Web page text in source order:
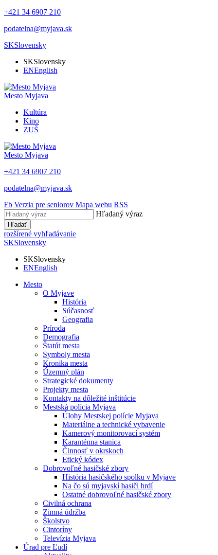
+421 34 6907 210
podatelna@myjava.sk
SKSlovensky
SKSlovensky
ENEnglish
Mesto Myjava
Kultúra
Kino
ZUŠ
Mesto Myjava
+421 34 6907 210
podatelna@myjava.sk
Fb Verzia pre seniorov Mapa webu RSS
Hľadaný výraz
Hľadať
rozšírené vyhľadávanie
SKSlovensky
SKSlovensky
ENEnglish
Mesto
O Myjave
História
Súčasnosť
Geografia
Príroda
Demografia
Štatút mesta
Symboly mesta
Kronika mesta
Územný plán
Strategické dokumenty
Projekty mesta
Kontakty na dôležité inštitúcie
Mestská polícia Myjava
Úlohy Mestskej polície Myjava
Materiálne a technické vybavenie
Kamerový monitorovací systém
Karanténna stanica
Činnosť v okrskoch
Etický kódex
Dobrovoľné hasičské zbory
História hasičského spolku v Myjave
Na čo sú myjavskí hasiči hrdí
Ostatné dobrovoľné hasičské zbory
Civilná ochrana
Zimná údržba
Školstvo
Cintoríny
Televízia Myjava
Úrad pre Ľudí